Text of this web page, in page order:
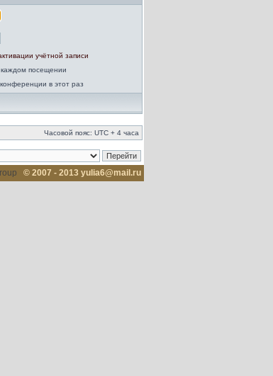
учётной записи
каждом посещении
в этот раз
Часовой пояс: UTC + 4 часа
© 2007 - 2013 yulia6@mail.ru